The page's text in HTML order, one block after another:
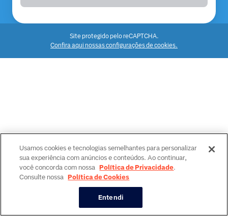
Site protegido pelo reCAPTCHA.
Confira aqui nossas configurações de cookies.
Usamos cookies e tecnologias semelhantes para personalizar
sua experiência com anúncios e conteúdos. Ao continuar,
você concorda com nossa Política de Privacidade.
Consulte nossa Política de Cookies
Entendi